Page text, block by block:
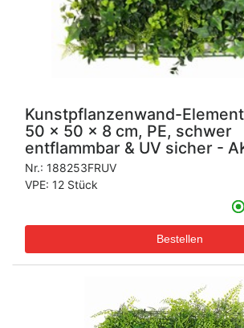
Kunstpflanzenwand-
50 x 50 x 8 cm, PE, schwer
entflammbar & UV sicher -
Nr.: 188253FRUV
VPE: 12 Stück